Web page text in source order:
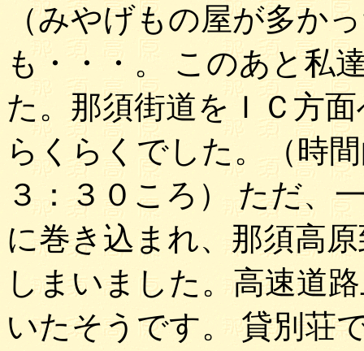
（みやげもの屋が多か
も・・・。 このあと私
た。那須街道をＩＣ方
らくらくでした。（時
３：３０ころ） ただ、
に巻き込まれ、那須高
しまいました。高速道
いたそうです。 貸別荘